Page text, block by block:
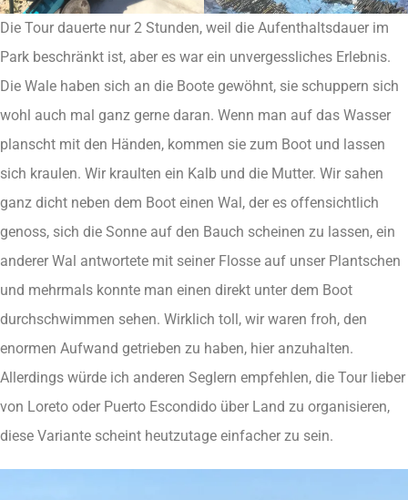
Die Tour dauerte nur 2 Stunden, weil die Aufenthaltsdauer im
Park beschränkt ist, aber es war ein unvergessliches Erlebnis.
Die Wale haben sich an die Boote gewöhnt, sie schuppern sich
wohl auch mal ganz gerne daran. Wenn man auf das Wasser
planscht mit den Händen, kommen sie zum Boot und lassen
sich kraulen. Wir kraulten ein Kalb und die Mutter. Wir sahen
ganz dicht neben dem Boot einen Wal, der es offensichtlich
genoss, sich die Sonne auf den Bauch scheinen zu lassen, ein
anderer Wal antwortete mit seiner Flosse auf unser Plantschen
und mehrmals konnte man einen direkt unter dem Boot
durchschwimmen sehen. Wirklich toll, wir waren froh, den
enormen Aufwand getrieben zu haben, hier anzuhalten.
Allerdings würde ich anderen Seglern empfehlen, die Tour lieber
von Loreto oder Puerto Escondido über Land zu organisieren,
diese Variante scheint heutzutage einfacher zu sein.